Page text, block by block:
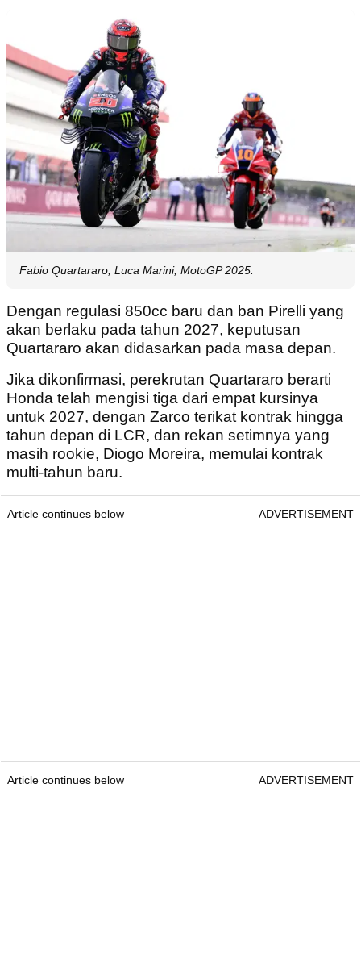
Fabio Quartararo, Luca Marini, MotoGP 2025.
Dengan regulasi 850cc baru dan ban Pirelli yang
akan berlaku pada tahun 2027, keputusan
Quartararo akan didasarkan pada masa depan.
Jika dikonfirmasi, perekrutan Quartararo berarti
Honda telah mengisi tiga dari empat kursinya
untuk 2027, dengan Zarco terikat kontrak hingga
tahun depan di LCR, dan rekan setimnya yang
masih rookie, Diogo Moreira, memulai kontrak
multi-tahun baru.
Article continues below ADVERTISEMENT
Article continues below ADVERTISEMENT